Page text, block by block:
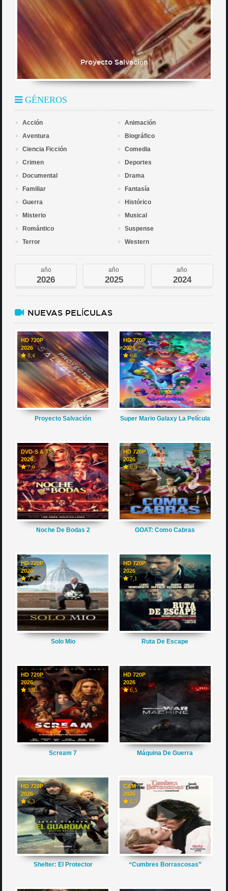
Proyecto Salvación
GÉNEROS
Acción
Animación
Aventura
Biográfico
Ciencia Ficción
Comedia
Crimen
Deportes
Documental
Drama
Familiar
Fantasía
Guerra
Histórico
Misterio
Musical
Romántico
Suspense
Terror
Western
año
2026
año
2025
año
2024
NUEVAS PELÍCULAS
HD 720P
2026
8,4
Proyecto Salvación
HD 720P
2026
6,6
Super Mario Galaxy La Película
DVD-S & TS
2026
7,0
Noche De Bodas 2
HD 720P
2026
6,9
GOAT: Como Cabras
HD 720P
2026
7,2
Solo Mio
HD 720P
2026
7,1
Ruta De Escape
HD 720P
2026
5,9
Scream 7
HD 720P
2026
6,5
Máquina De Guerra
HD 720P
2026
6,3
Shelter: El Protector
CAM
2026
6,3
“Cumbres Borrascosas”